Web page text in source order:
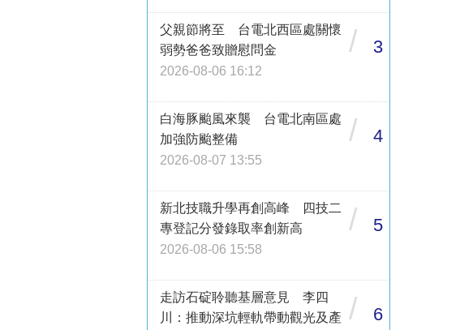
父親節將至 台電北西區處關懷
弱勢爸爸致贈慰問金
2026-08-06 16:12
/ 3
白海豚颱風來襲 台電北南區處
加強防颱整備
2026-08-07 13:55
/ 4
新北技職升學再創高峰 四技二
專登記分發錄取率創新高
2026-08-06 15:58
/ 5
走訪石碇聆聽基層意見 李四
川：推動深坑輕軌帶動觀光及產
/ 6